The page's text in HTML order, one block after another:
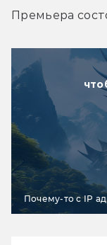
Премьера
Почему-то с IP